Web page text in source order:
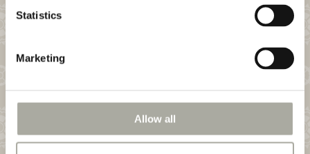
Statistics
Marketing
Allow all